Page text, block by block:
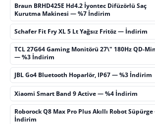
Braun BRHD425E Hd4.2 İyontec Difüzörlü Saç
Kurutma Makinesi — %7 İndirim
Schafer Fit Fry XL 5 Lt Yağsız Fritöz — İndirim
TCL 27G64 Gaming Monitörü 27\" 180Hz QD-
— %3 İndirim
JBL Go4 Bluetooth Hoparlör, IP67 — %3 İndirim
Xiaomi Smart Band 9 Active — %4 İndirim
Roborock Q8 Max Pro Plus Akıllı Robot
İndirim